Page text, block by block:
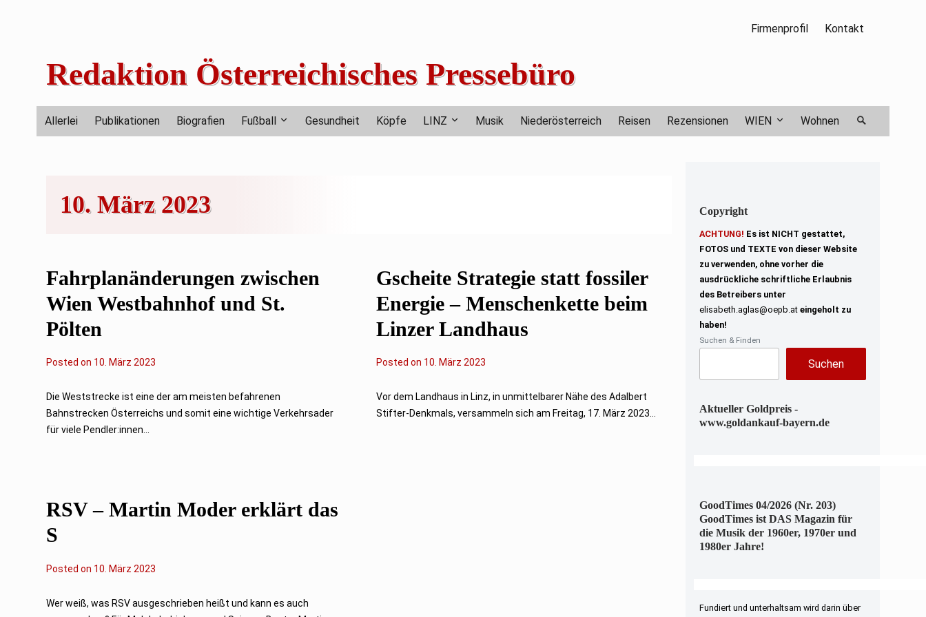
Firmenprofil Kontakt
Redaktion Österreichisches Pressebüro
Allerlei Publikationen Biografien Fußball Gesundheit Köpfe LINZ Musik Niederösterreich Reisen Rezensionen WIEN Wohnen
10. März 2023
Fahrplanänderungen zwischen
Wien Westbahnhof und St.
Pölten
Posted on 1
M
r
z
10. März 2023
Die Weststrecke ist eine der am meisten befahrenen
Bahnstrecken Österreichs und somit eine wichtige Verkehrsader
für viele Pendler:innen...
Gscheite Strategie statt fossiler
Energie – Menschenkette beim
Linzer Landhaus
Posted on 1
M
r
10. März 2023
Vor dem Landhaus in Linz, in unmittelbarer Nähe des Adalbert
Stifter-Denkmals, versammeln sich am Freitag, 17. März 2023...
RSV – Martin Moder erklärt das
S
Posted on 1
M
10. März 2023
Wer weiß, was RSV ausgeschrieben heißt und kann es auch
Copyright
ACHTUNG! Es ist NICHT gestattet,
FOTOS und TEXTE von dieser Website
zu verwenden, ohne vorher die
ausdrückliche schriftliche Erlaubnis
des Betreibers unter
elisabeth.aglas@oepb.ateingeholt zu
haben!
Suchen & Finden
Suchen
Aktueller Goldpreis -
www.goldankauf-bayern.de
GoodTimes 04/2026 (Nr. 203)
GoodTimes ist DAS Magazin für
die Musik der 1960er, 1970er und
1980er Jahre!
Fundiert und unterhaltsam wird darin über